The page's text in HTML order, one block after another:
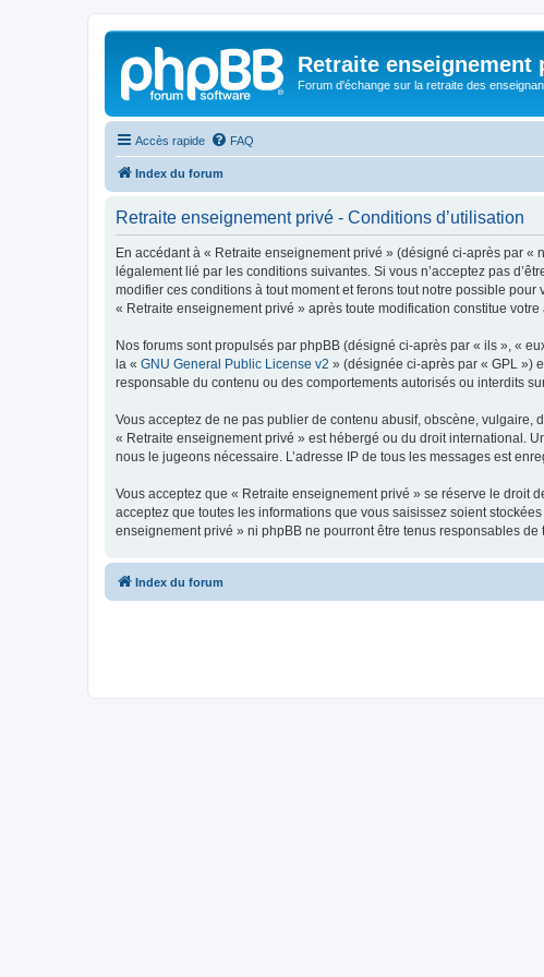
Retraite enseignement
Forum d'échange sur la retraite des
Accès rapide FAQ
Index du forum
Retraite enseignement privé - Conditions d’utilisation
En accédant à « Retraite enseignement privé » (désigné ci-après par «
légalement lié par les conditions suivantes. Si vous n’acceptez pas
modifier ces conditions à tout moment et ferons tout notre possible
« Retraite enseignement privé » après toute modification constitue
Nos forums sont propulsés par phpBB (désigné ci-après par « ils », «
la « GNU General Public License v2 » (désignée ci-après par « GPL »)
responsable du contenu ou des comportements autorisés ou interdits
Vous acceptez de ne pas publier de contenu abusif, obscène, vulgaire,
« Retraite enseignement privé » est hébergé ou du droit international.
nous le jugeons nécessaire. L’adresse IP de tous les messages est
Vous acceptez que « Retraite enseignement privé » se réserve le droit
acceptez que toutes les informations que vous saisissez soient
enseignement privé » ni phpBB ne pourront être tenus responsables
Index du forum